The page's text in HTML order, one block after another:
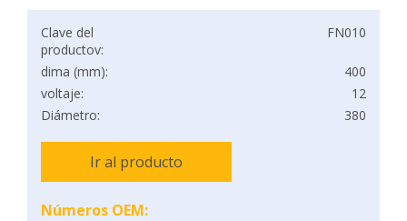
Clave del
productov:
FN010
dima (mm):
400
voltaje:
12
Diámetro:
380
Ir al producto
Números OEM: